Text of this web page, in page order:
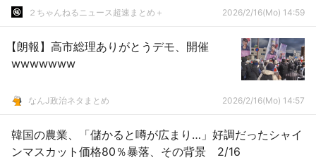
２ちゃんねるニュース超速まとめ＋ 2026/2/16(Mo) 14:59
【朗報】高市総理ありがとうデモ、開催
wwwwwww
なんJ政治ネタまとめ 2026/2/16(Mo) 14:57
韓国の農業、「儲かると噂が広まり…」好調だったシャイ
ンマスカット価格80％暴落、その背景 2/16